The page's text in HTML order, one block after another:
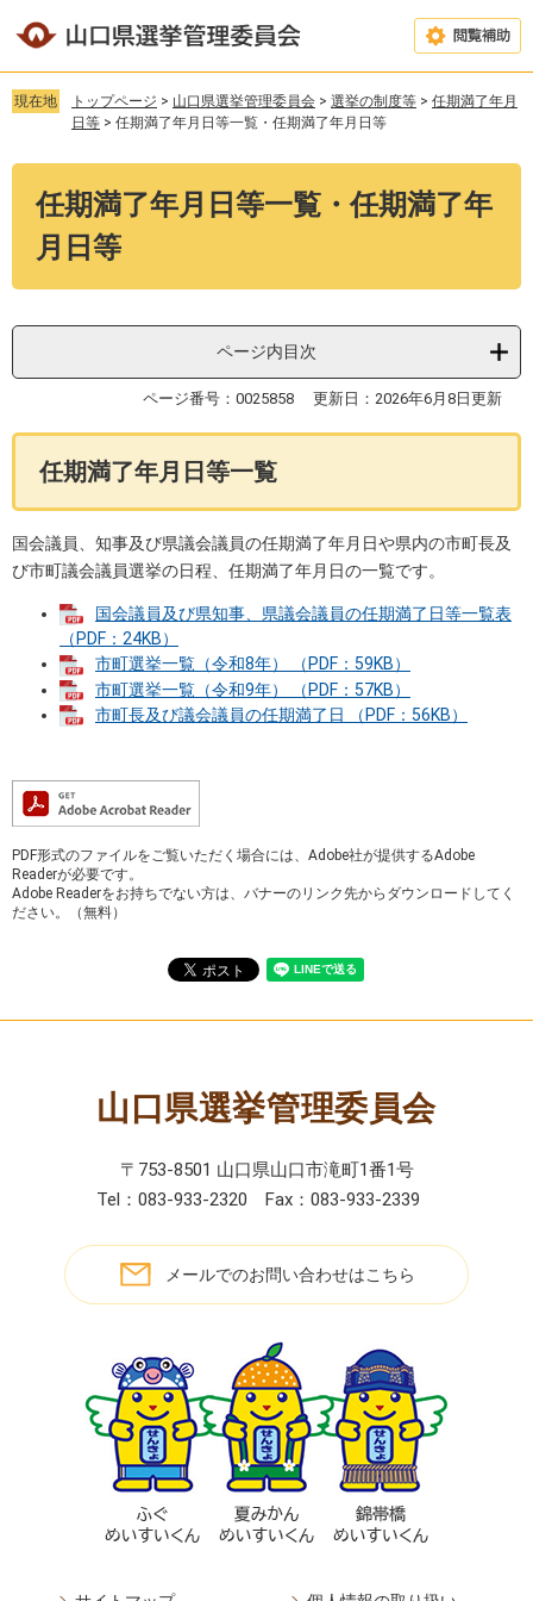
ー
の
先
で
ニ
ー
を
ば
へ
閲
覧
補
現在地 トップページ > 山口県選挙管理委員会 > 選挙の制度等 > 任期満了年月
日等 > 任期満了年月日等一覧・任期満了年月日等
任期満了年月日等一覧・任期満了年
月日等
ページ内目次
ページ番号：0025858 更新日：2026年6月8日更新
任期満了年月日等一覧
国会議員、知事及び県議会議員の任期満了年月日や県内の市町長及
び市町議会議員選挙の日程、任期満了年月日の一覧です。
国会議員及び県知事、県議会議員の任期満了日等一覧表
（PDF：24KB）
市町選挙一覧（令和8年） （PDF：59KB）
市町選挙一覧（令和9年） （PDF：57KB）
市町長及び議会議員の任期満了日 （PDF：56KB）
PDF形式のファイルをご覧いただく場合には、Adobe社が提供するAdobe
Readerが必要です。
Adobe Readerをお持ちでない方は、バナーのリンク先からダウンロードしてく
ださい。（無料）
山口県選挙管理委員会
〒753-8501 山口県山口市滝町1番1号
Tel：083-933-2320
Fax：083-933-2339
メールでのお問い合わせはこちら